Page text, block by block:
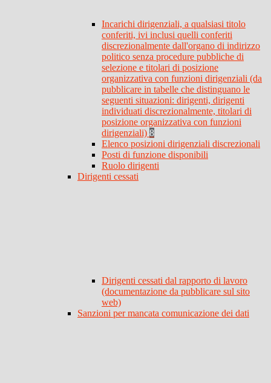
Incarichi dirigenziali, a qualsiasi titolo
conferiti, ivi inclusi quelli conferiti
discrezionalmente dall'organo di indirizzo
politico senza procedure pubbliche di
selezione e titolari di posizione
organizzativa con funzioni dirigenziali (da
pubblicare in tabelle che distinguano le
seguenti situazioni: dirigenti, dirigenti
individuati discrezionalmente, titolari di
posizione organizzativa con funzioni
dirigenziali) 8
Elenco posizioni dirigenziali discrezionali
Posti di funzione disponibili
Ruolo dirigenti
Dirigenti cessati
Dirigenti cessati dal rapporto di lavoro
(documentazione da pubblicare sul sito
web)
Sanzioni per mancata comunicazione dei dati